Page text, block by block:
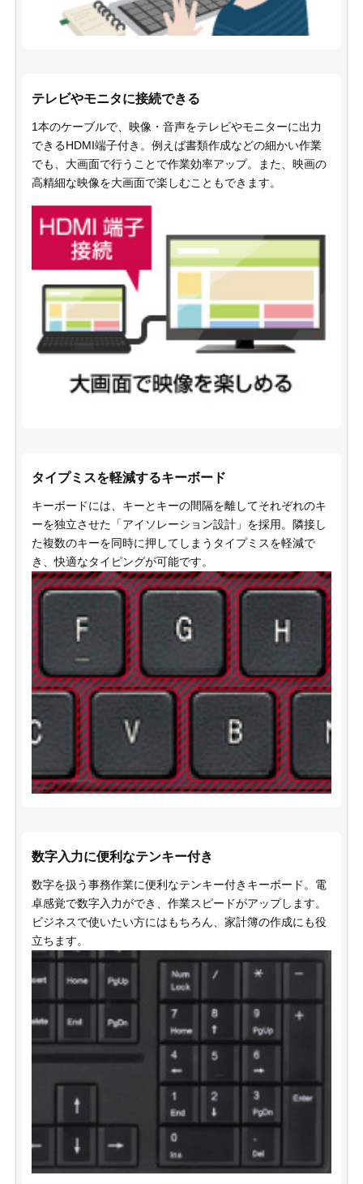
テレビやモニタに接続できる
1本のケーブルで、映像・音声をテレビやモニターに出力
できるHDMI端子付き。例えば書類作成などの細かい作業
でも、大画面で行うことで作業効率アップ。また、映画の
高精細な映像を大画面で楽しむこともできます。
タイプミスを軽減するキーボード
キーボードには、キーとキーの間隔を離してそれぞれのキ
ーを独立させた「アイソレーション設計」を採用。隣接し
た複数のキーを同時に押してしまうタイプミスを軽減で
き、快適なタイピングが可能です。
数字入力に便利なテンキー付き
数字を扱う事務作業に便利なテンキー付きキーボード。電
卓感覚で数字入力ができ、作業スピードがアップします。
ビジネスで使いたい方にはもちろん、家計簿の作成にも役
立ちます。